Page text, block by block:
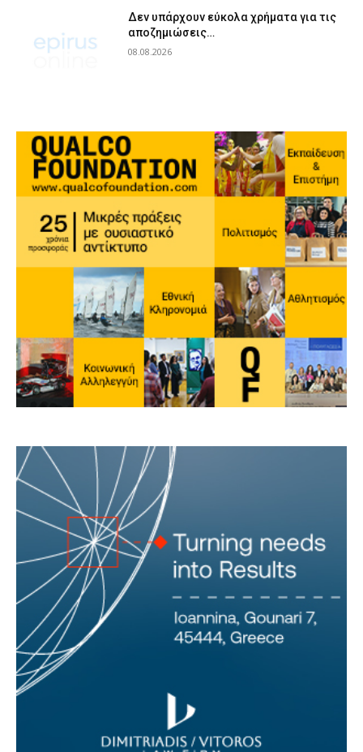
Δεν υπάρχουν εύκολα χρήματα για τις
αποζημιώσεις…
08.08.2026